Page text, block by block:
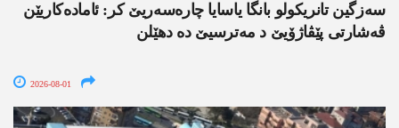
سەزگین تانریکولو بانگا یاسایا چارەسەریێ کر: ئامادەکاریێن
ڤەشارتی پێڤاژۆیێ د مەترسیێ دە دھێلن
2026-08-01